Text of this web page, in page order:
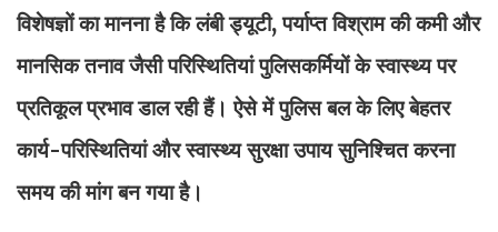
विशेषज्ञों का मानना है कि लंबी ड्यूटी, पर्याप्त विश्राम की कमी और
मानसिक तनाव जैसी परिस्थितियां पुलिसकर्मियों के स्वास्थ्य पर
प्रतिकूल प्रभाव डाल रही हैं। ऐसे में पुलिस बल के लिए बेहतर
कार्य-परिस्थितियां और स्वास्थ्य सुरक्षा उपाय सुनिश्चित करना
समय की मांग बन गया है।